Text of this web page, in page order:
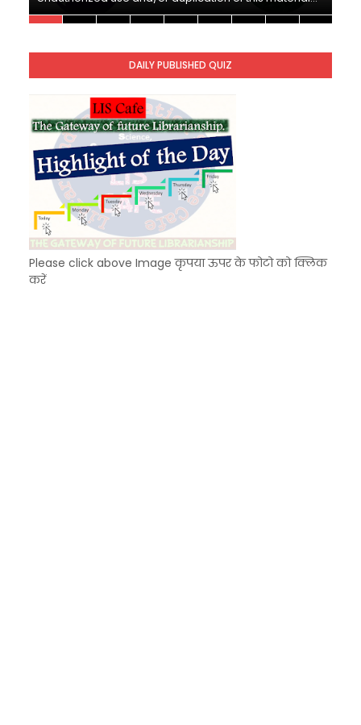
KVS Exam-Current Affairs Quiz (SET-8) in
DAILY PUBLISHED QUIZ
Please click above Image कृपया ऊपर के फोटो को क्लिक
करें